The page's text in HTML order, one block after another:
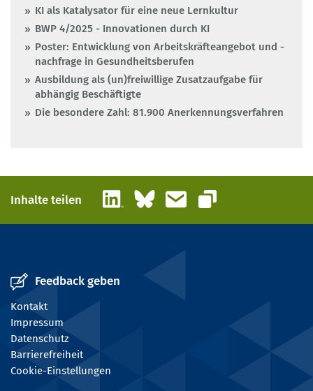
KI als Katalysator für eine neue Lernkultur
BWP 4/2025 - Innovationen durch KI
Poster: Entwicklung von Arbeitskräfteangebot und -
nachfrage in Gesundheitsberufen
Ausbildung als (un)freiwillige Zusatzaufgabe für
abhängig Beschäftigte
Die besondere Zahl: 81.900 Anerkennungsverfahren
Inhalte teilen LinkedInBlueskyE-Mail
Link kopieren
Feedback geben
Kontakt
Impressum
Datenschutz
Barrierefreiheit
Cookie-Einstellungen